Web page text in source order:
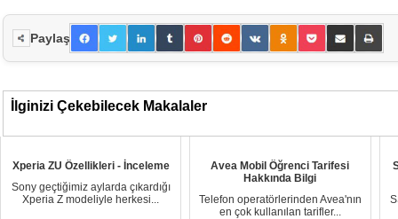
Paylaş
İlginizi Çekebilecek Makalaler
Xperia ZU Özellikleri - İnceleme
Sony geçtiğimiz aylarda çıkardığı
Xperia Z modeliyle herkesi...
Avea Mobil Öğrenci Tarifesi
Hakkında Bilgi
Telefon operatörlerinden Avea'nın
en çok kullanılan tarifler...